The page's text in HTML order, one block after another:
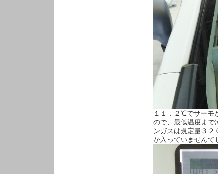
１１．２℃でサーモ
ので、最低温度まで
ンガスは規定量３２
か入っていませんで